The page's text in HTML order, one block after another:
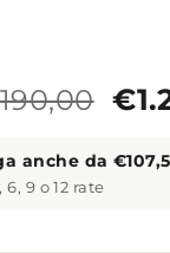
anche da
6, 9 o 12 rate